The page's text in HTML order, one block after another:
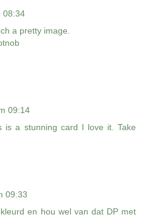
08:34
a pretty image.
09:14
is a stunning card I love it. Take
09:33
en hou wel van dat DP met